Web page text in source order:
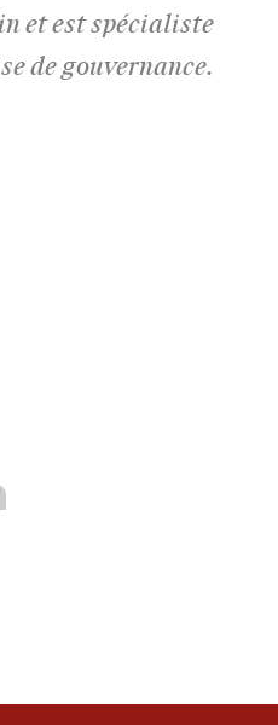
et est spécialiste
de gouvernance.